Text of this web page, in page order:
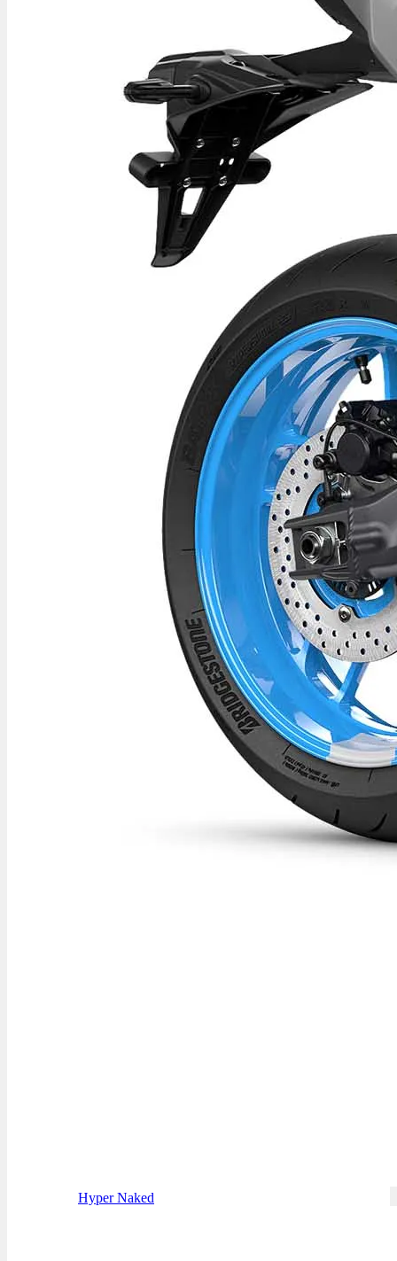
Hyper Naked